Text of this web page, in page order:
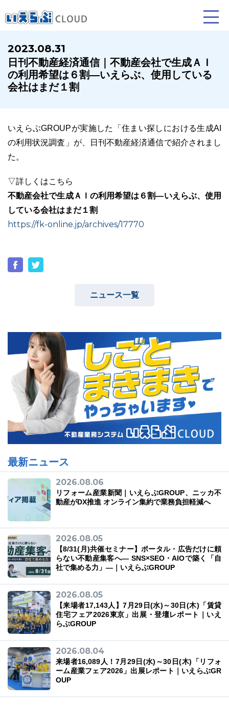
賃貸仲介
業務向け機能
売買仲介 賃貸管理
ホームページ制作について プラン紹介･制作の流れ
ニュース一覧 お役立ちブログ 資料ダウンロード
特長 サービス一覧
2023.08.31
日刊不動産経済通信｜不動産会社で生成ＡＩ
の利用希望は６割―いえらぶ、使用している
会社はまだ１割
いえらぶGROUPが実施した「住まい探しにおける生成AI
の利用状況調査」が、日刊不動産経済通信で紹介されまし
た。
▽詳しくはこちら
不動産会社で生成ＡＩの利用希望は６割―いえらぶ、使用
している会社はまだ１割
https://fk-online.jp/archives/17770
ニュース一覧
最新ニュース
2026.08.06
リフォーム産業新聞｜いえらぶGROUP、ニッカ不
動産がDX推進 オンライン集約で業務負担軽減へ
2026.08.05
【8/31(月)共催セミナー】ポータル・広告だけに頼
らない不動産集客へ― SNS×SEO・AIOで築く「自
社で集める力」―｜いえらぶGROUP
2026.08.05
【来場者17,143人】7月29日(水)～30日(木)「賃貸
住宅フェア2026東京」出展・登壇レポート｜いえ
らぶGROUP
2026.08.04
来場者16,089人！7月29日(水)～30日(木)「リフォ
ーム産業フェア2026」出展レポート｜いえらぶGR
OUP